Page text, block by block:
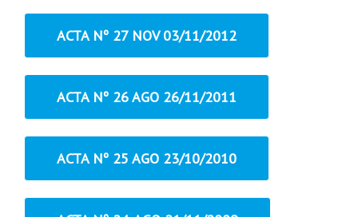
ACTA Nº 27 NOV 03/11/2012
ACTA Nº 26 AGO 26/11/2011
ACTA Nº 25 AGO 23/10/2010